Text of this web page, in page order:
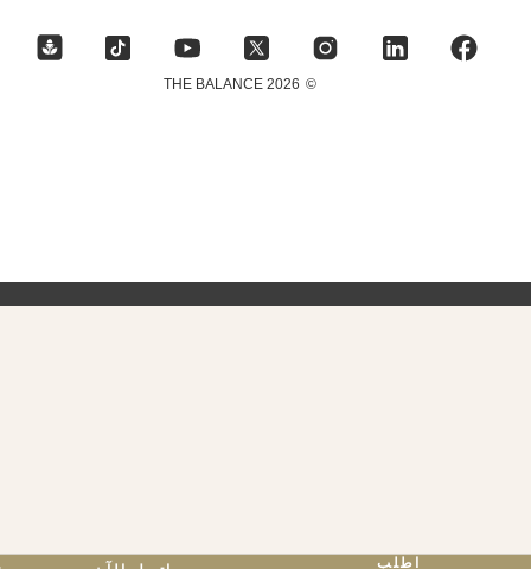
©
2026 THE BALANCE
اطلب